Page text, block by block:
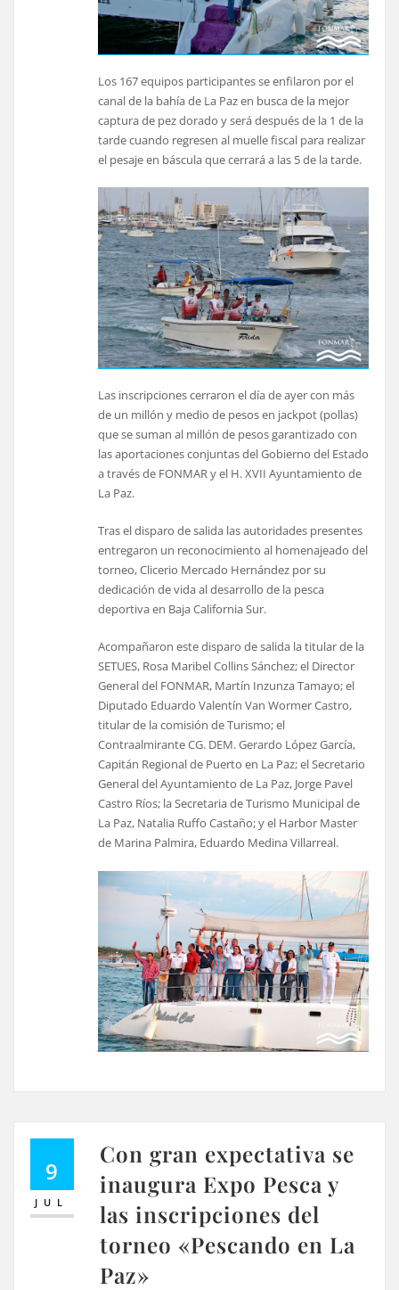
Los 167 equipos participantes se enfilaron por el
canal de la bahía de La Paz en busca de la mejor
captura de pez dorado y será después de la 1 de la
tarde cuando regresen al muelle fiscal para realizar
el pesaje en báscula que cerrará a las 5 de la tarde.
Las inscripciones cerraron el día de ayer con más
de un millón y medio de pesos en jackpot (pollas)
que se suman al millón de pesos garantizado con
las aportaciones conjuntas del Gobierno del Estado
a través de FONMAR y el H. XVII Ayuntamiento de
La Paz.
Tras el disparo de salida las autoridades presentes
entregaron un reconocimiento al homenajeado del
torneo, Clicerio Mercado Hernández por su
dedicación de vida al desarrollo de la pesca
deportiva en Baja California Sur.
Acompañaron este disparo de salida la titular de la
SETUES, Rosa Maribel Collins Sánchez; el Director
General del FONMAR, Martín Inzunza Tamayo; el
Diputado Eduardo Valentín Van Wormer Castro,
titular de la comisión de Turismo; el
Contraalmirante CG. DEM. Gerardo López García,
Capitán Regional de Puerto en La Paz; el Secretario
General del Ayuntamiento de La Paz, Jorge Pavel
Castro Ríos; la Secretaria de Turismo Municipal de
La Paz, Natalia Ruffo Castaño; y el Harbor Master
de Marina Palmira, Eduardo Medina Villarreal.
9
JUL
Con gran expectativa se
inaugura Expo Pesca y
las inscripciones del
torneo «Pescando en La
Paz»